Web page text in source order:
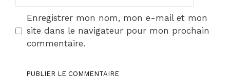
Enregistrer mon nom, mon e-mail et mon
site dans le navigateur pour mon prochain
commentaire.